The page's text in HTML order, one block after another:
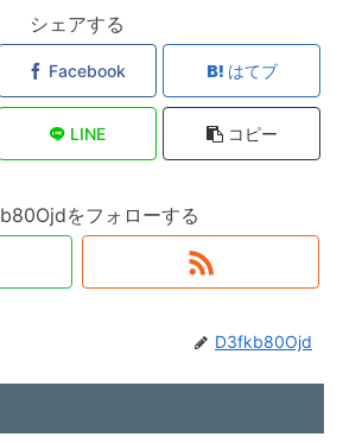
シェアする
Facebook はてブ
LINE コピー
をフォローする
D3fkb80Ojd